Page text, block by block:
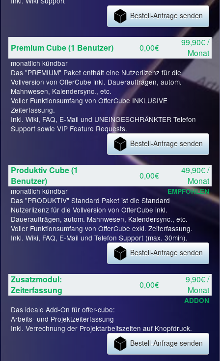
Bestell-Anfrage senden
Premium Cube (1 Benutzer) 0,00€
99,90€ /
Monat
monatlich kündbar
Das "PREMIUM" Paket enthält eine Nutzerlizenz für die
Vollversion von OfferCube inkl. Daueraufträgen, autom.
Mahnwesen, Kalendersync., etc.
Voller Funktionsumfang von OfferCube INKLUSIVE
Zeiterfassung.
Inkl. Wiki, FAQ, E-Mail und UNEINGESCHRÄNKTER Telefon
Support sowie VIP Feature Requests.
Bestell-Anfrage senden
Produktiv Cube (1
Benutzer)
0,00€
49,90€ /
Monat
monatlich kündbar EMPFOHLEN
Das "PRODUKTIV" Standard Paket ist die Standard
Nutzerlizenz für die Vollversion von OfferCube inkl.
Daueraufträgen, autom. Mahnwesen, Kalendersync., etc.
Voller Funktionsumfang von OfferCube exkl. Zeiterfassung.
Inkl. Wiki, FAQ, E-Mail und Telefon Support (max. 30min).
Bestell-Anfrage senden
Zusatzmodul:
Zeiterfassung
0,00€
9,90€ /
Monat
ADDON
Das ideale Add-On für offer-cube:
Arbeits- und Projektzeiterfassung
Inkl. Verrechnung der Projektarbeitszeiten auf Knopfdruck.
Bestell-Anfrage senden